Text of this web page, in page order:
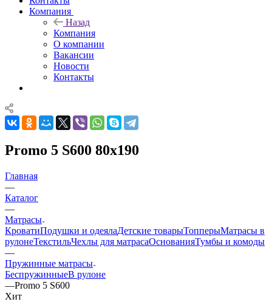
Компания
Назад
Компания
О компании
Вакансии
Новости
Контакты
Promo 5 S600 80x190
Главная
—
Каталог
—
Матрасы
КроватиПодушки и одеялаДетские товарыТопперыМатрасы в
рулонеТекстильЧехлы для матрасаОснованияТумбы и комоды
—
Пружинные матрасы
БеспружинныеВ рулоне
—Promo 5 S600
Хит